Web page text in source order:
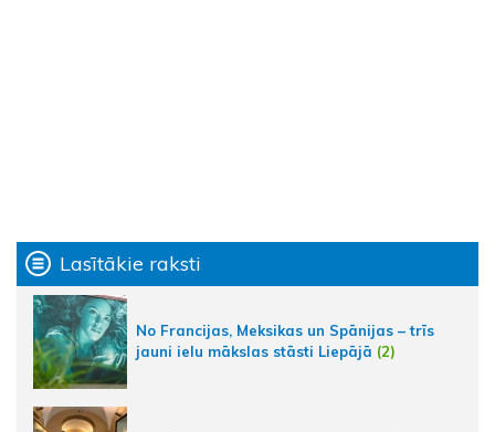
Lasītākie raksti
No Francijas, Meksikas un Spānijas – trīs
jauni ielu mākslas stāsti Liepājā (2)